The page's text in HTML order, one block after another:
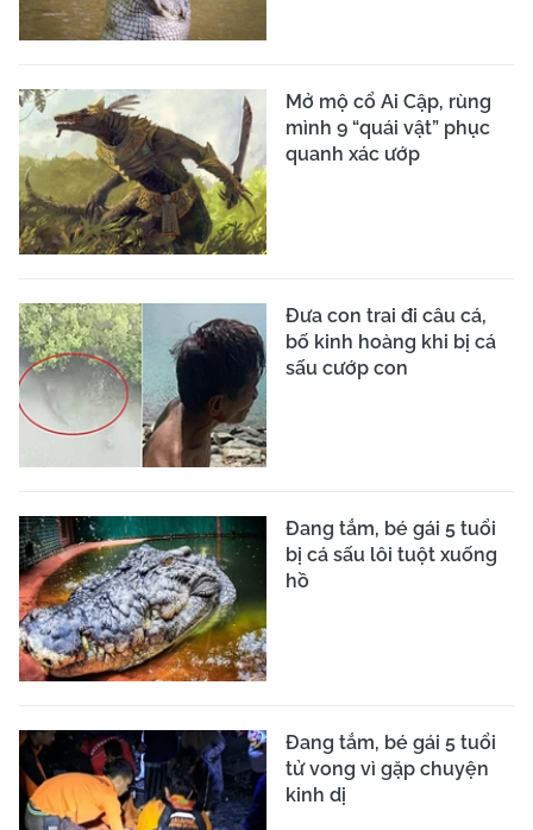
Mở mộ cổ Ai Cập, rùng
mình 9 “quái vật” phục
quanh xác ướp
Đưa con trai đi câu cá,
bố kinh hoàng khi bị cá
sấu cướp con
Đang tắm, bé gái 5 tuổi
bị cá sấu lôi tuột xuống
hồ
Đang tắm, bé gái 5 tuổi
tử vong vì gặp chuyện
kinh dị